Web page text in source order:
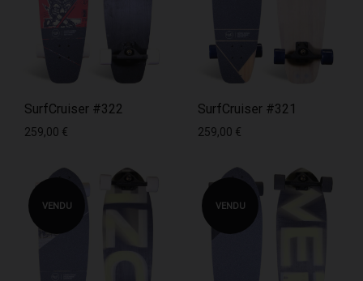
SurfCruiser #322
259,00 €
SurfCruiser #321
259,00 €
VENDU VENDU